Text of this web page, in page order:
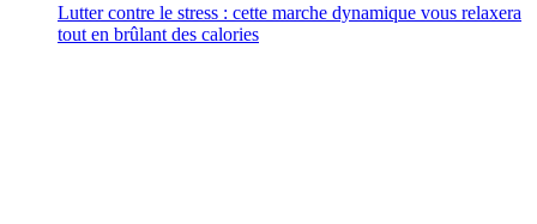
Lutter contre le stress : cette marche dynamique vous relaxera
tout en brûlant des calories